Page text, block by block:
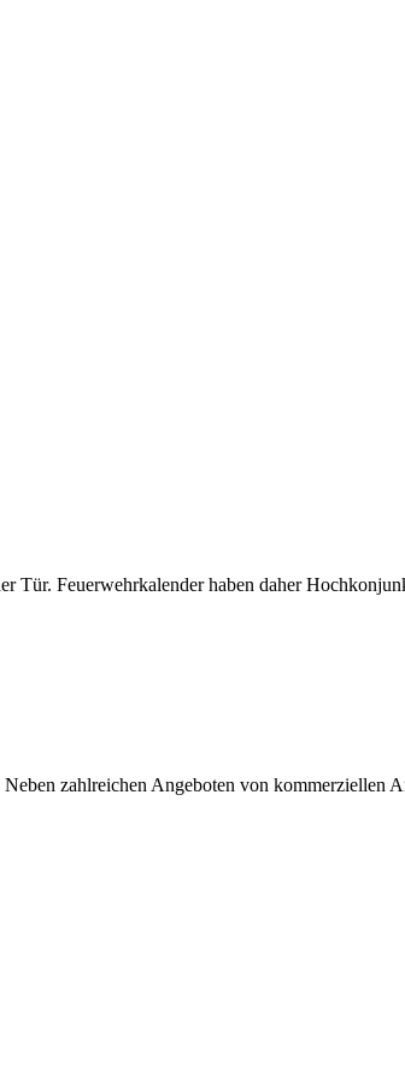
Feuerwehrkalender haben daher
zahlreichen Angeboten von kommerziellen